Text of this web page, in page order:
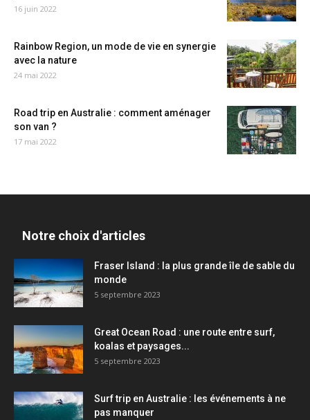
16 juin 2022
Rainbow Region, un mode de vie en synergie
avec la nature
24 mai 2022
Road trip en Australie : comment aménager
son van ?
17 mai 2022
Notre choix d'articles
Fraser Island : la plus grande île de sable du
monde
5 septembre 2023
Great Ocean Road : une route entre surf,
koalas et paysages...
5 septembre 2023
Surf trip en Australie : les événements à ne
pas manquer